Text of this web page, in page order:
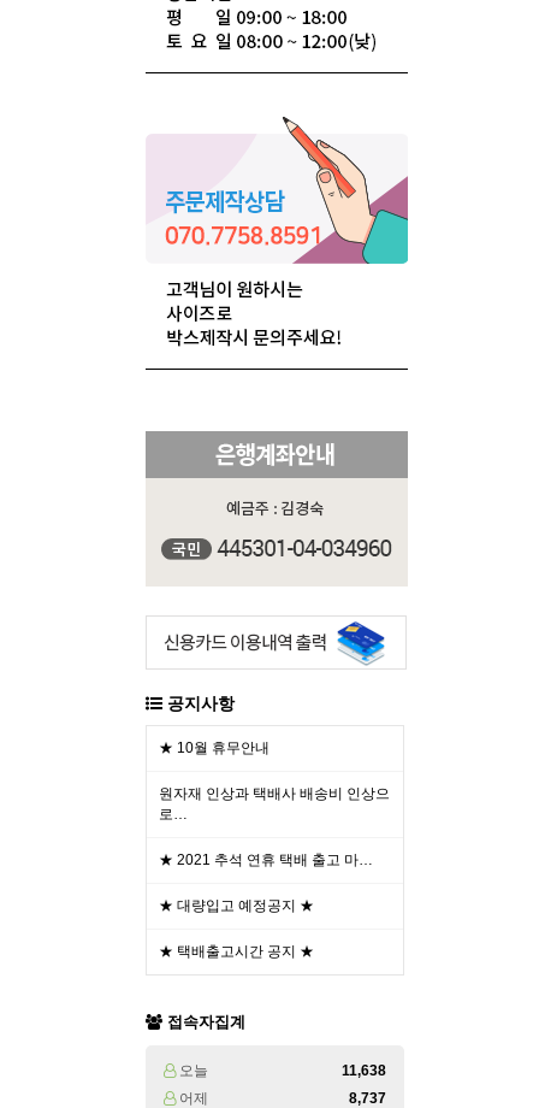
공지사항
★ 10월 휴무안내
원자재 인상과 택배사 배송비 인상으
로…
★ 2021 추석 연휴 택배 출고 마…
★ 대량입고 예정공지 ★
★ 택배출고시간 공지 ★
접속자집계
오늘
11,638
어제
8,737